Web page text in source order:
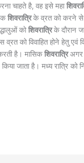
चाहते है, वह इसे महा
शिवरात्रिके व्रत को करने से
कोशिवरात्रिके दौरान
व्रत को विवाहित होने हेतु
है। मासिकशिवरात्रिअगर
जाता है। मध्य रात्रि